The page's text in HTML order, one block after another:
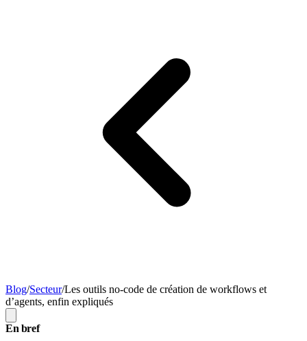
Blog/Secteur/Les outils no-code de création de workflows et
d’agents, enfin expliqués
En bref